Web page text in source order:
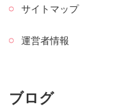
サイトマップ
運営者情報
ブログ